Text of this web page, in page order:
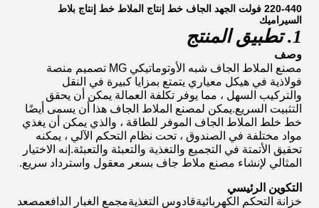
220-440 فولت الجهد الجاف خط إنتاج الملاط خط إنتاج بلاط
السيراميك
1. تطبيق المنتج
وصف
مصنع الملاط الجاف شبه الأوتوماتيكي MG
تصميم منصة
فولاذية في هيكل معياري يتمتع بمزايا كبيرة في النقل
والتركيب السهل ، مما يوفر تكلفة العمالة يمكن أن يحقق
التثبيت السريع.يمكن لمصنع الملاط الجاف هذا أن يسمى أيضًا
خط خلط الملاط الجاف الموفر للطاقة ، والذي يمكن أن يغذي
مواد مختلفة في الصندوق ، تحت نظام التحكم الآلي ، يمكنه
تحقيق الأتمتة في التجميع والتغذية والتعبئة والتعبئة.إنه الاختيار
المثالي لإنشاء مصنع ملاط ​​جاف بسعر معقول واسترداد سريع.
التكوين الرئيسي
خزانة التحكم الكهربائيةقادوس التغذيةمجمع الغبار الدافعمصعد